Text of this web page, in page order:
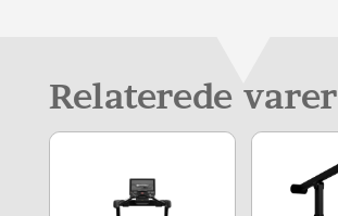
Relaterede varer